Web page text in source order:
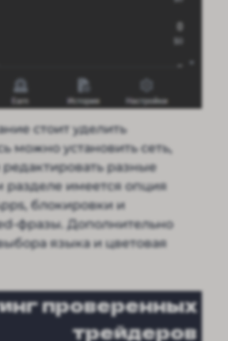
стоит уделить
можно установить сеть,
разные
разделе имеется опция
блокировки и
фразы. Дополнительно
языка и цветовая
проверенных
трейдеров